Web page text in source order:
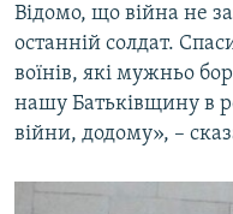
Відомо, що війна не
останній солдат.
воїнів, які мужньо
нашу Батьківщину в
війни, додому», –